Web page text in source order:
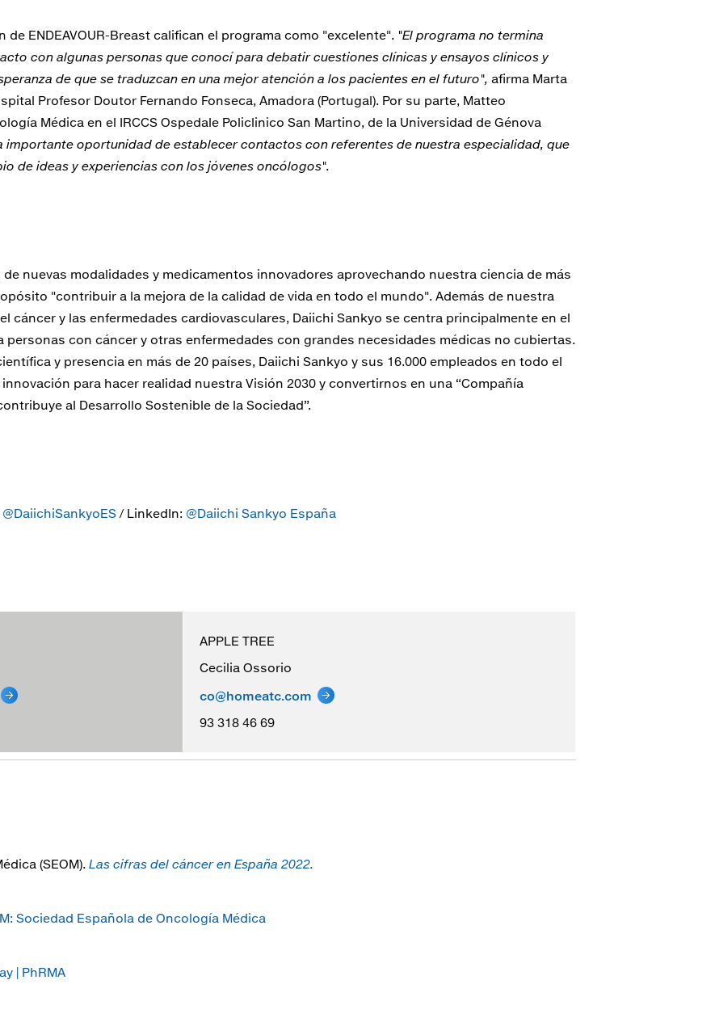
ENDEAVOUR-Breast califican el programa como "excelente". "El programa no termina
con algunas personas que conocí para debatir cuestiones clínicas y ensayos clínicos y
de que se traduzcan en una mejor atención a los pacientes en el futuro", afirma Marta
Profesor Doutor Fernando Fonseca, Amadora (Portugal). Por su parte, Matteo
Médica en el IRCCS Ospedale Policlinico San Martino, de la Universidad de Génova
importante oportunidad de establecer contactos con referentes de nuestra especialidad, que
de ideas y experiencias con los jóvenes oncólogos".
nuevas modalidades y medicamentos innovadores aprovechando nuestra ciencia de más
"contribuir a la mejora de la calidad de vida en todo el mundo". Además de nuestra
cáncer y las enfermedades cardiovasculares, Daiichi Sankyo se centra principalmente en el
con cáncer y otras enfermedades con grandes necesidades médicas no cubiertas.
y presencia en más de 20 países, Daiichi Sankyo y sus 16.000 empleados en todo el
para hacer realidad nuestra Visión 2030 y convertirnos en una “Compañía
al Desarrollo Sostenible de la Sociedad”.
@DaiichiSankyoES / LinkedIn: @Daiichi Sankyo España
APPLE TREE
Cecilia Ossorio
co@homeatc.com
93 318 46 69
(SEOM). Las cifras del cáncer en España 2022.
Sociedad Española de Oncología Médica
| PhRMA